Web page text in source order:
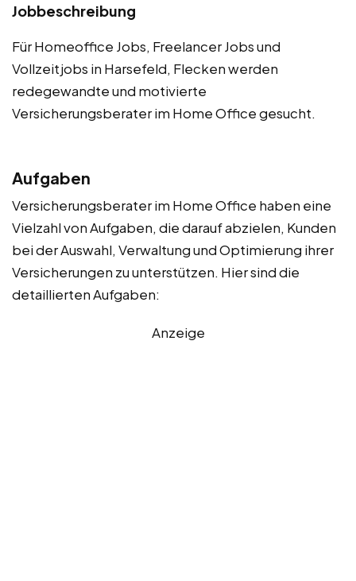
Jobbeschreibung
Für Homeoffice Jobs, Freelancer Jobs und
Vollzeitjobs in Harsefeld, Flecken werden
redegewandte und motivierte
Versicherungsberater im Home Office gesucht.
Aufgaben
Versicherungsberater im Home Office haben eine
Vielzahl von Aufgaben, die darauf abzielen, Kunden
bei der Auswahl, Verwaltung und Optimierung ihrer
Versicherungen zu unterstützen. Hier sind die
detaillierten Aufgaben:
Anzeige